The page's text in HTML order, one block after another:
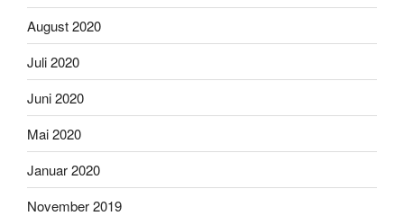
August 2020
Juli 2020
Juni 2020
Mai 2020
Januar 2020
November 2019